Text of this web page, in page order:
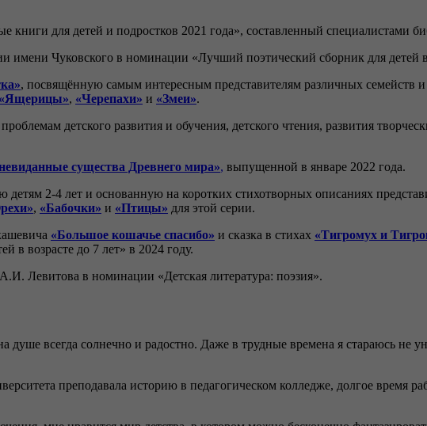
книги для детей и подростков 2021 года», составленный специалистами
имени Чуковского в номинации «Лучший поэтический сборник для детей в
, посвящённую самым интересным представителям различных семейств
«Ящерицы», «Черепахи» и «Змеи».
детского развития и обучения, детского чтения, развития
существа Древнего мира», выпущенной в январе 2022 года.
детям 2-4 лет и основанную на коротких стихотворных описаниях
, «Бабочки» и «Птицы» для этой серии.
«Большое кошачье спасибо» и сказка в стихах «Тигромух и
возрасте до 7 лет» в 2024 году.
Левитова в номинации «Детская литература: поэзия».
всегда солнечно и радостно. Даже в трудные времена я стараюсь не
преподавала историю в педагогическом колледже, долгое время